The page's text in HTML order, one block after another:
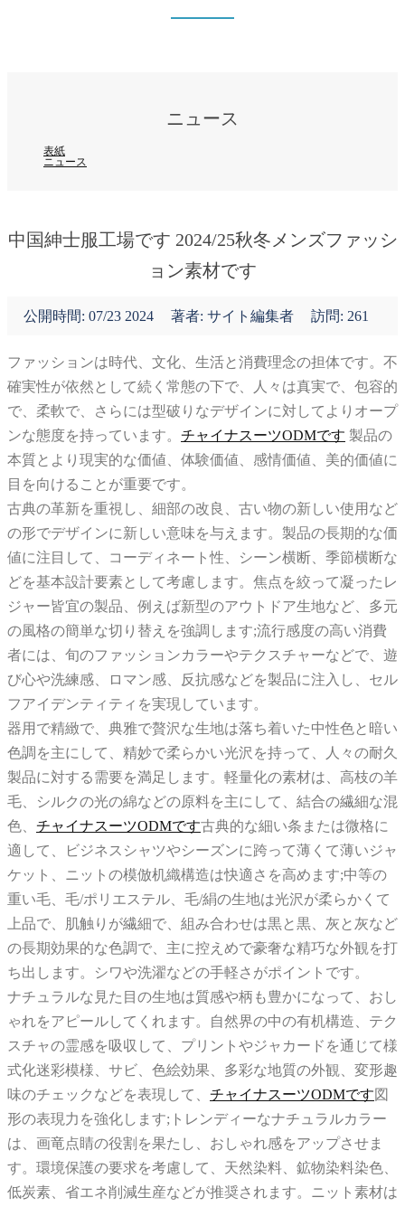
ニュース
表紙
ニュース
中国紳士服工場です 2024/25秋冬メンズファッシ
ョン素材です
公開時間: 07/23 2024 著者: サイト編集者 訪問: 261
ファッションは時代、文化、生活と消費理念の担体です。不
確実性が依然として続く常態の下で、人々は真実で、包容的
で、柔軟で、さらには型破りなデザインに対してよりオープ
ンな態度を持っています。 チャイナスーツODMです 製品の
本質とより現実的な価値、体験価値、感情価値、美的価値に
目を向けることが重要です。
古典の革新を重視し、細部の改良、古い物の新しい使用など
の形でデザインに新しい意味を与えます。製品の長期的な価
値に注目して、コーディネート性、シーン横断、季節横断な
どを基本設計要素として考慮します。焦点を絞って凝ったレ
ジャー皆宜の製品、例えば新型のアウトドア生地など、多元
の風格の簡単な切り替えを強調します;流行感度の高い消費
者には、旬のファッションカラーやテクスチャーなどで、遊
び心や洗練感、ロマン感、反抗感などを製品に注入し、セル
フアイデンティティを実現しています。
器用で精緻で、典雅で贅沢な生地は落ち着いた中性色と暗い
色調を主にして、精妙で柔らかい光沢を持って、人々の耐久
製品に対する需要を満足します。軽量化の素材は、高枝の羊
毛、シルクの光の綿などの原料を主にして、結合の繊細な混
色、 チャイナスーツODMです古典的な細い条または微格に
適して、ビジネスシャツやシーズンに跨って薄くて薄いジャ
ケット、ニットの模倣机織構造は快適さを高めます;中等の
重い毛、毛/ポリエステル、毛/絹の生地は光沢が柔らかくて
上品で、肌触りが繊細で、組み合わせは黒と黒、灰と灰など
の長期効果的な色調で、主に控えめで豪奢な精巧な外観を打
ち出します。シワや洗濯などの手軽さがポイントです。
ナチュラルな見た目の生地は質感や柄も豊かになって、おし
ゃれをアピールしてくれます。自然界の中の有机構造、テク
スチャの霊感を吸収して、プリントやジャカードを通じて様
式化迷彩模様、サビ、色絵効果、多彩な地質の外観、変形趣
味のチェックなどを表現して、 チャイナスーツODMです図
形の表現力を強化します;トレンディーなナチュラルカラー
は、画竜点睛の役割を果たし、おしゃれ感をアップさせま
す。環境保護の要求を考慮して、天然染料、鉱物染料染色、
低炭素、省エネ削減生産などが推奨されます。ニット素材は